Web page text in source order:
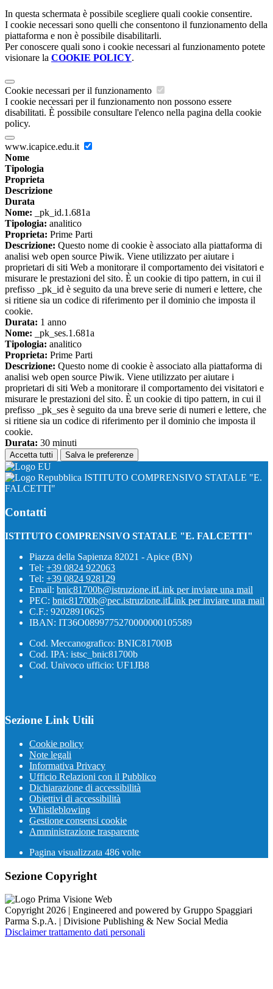
In questa schermata è possibile scegliere quali cookie consentire.
I cookie necessari sono quelli che consentono il funzionamento della
piattaforma e non è possibile disabilitarli.
Per conoscere quali sono i cookie necessari al funzionamento potete
visionare la COOKIE POLICY.
Cookie necessari per il funzionamento
I cookie necessari per il funzionamento non possono essere
disabilitati. È possibile consultare l'elenco nella pagina della cookie
policy.
www.icapice.edu.it
Nome
Tipologia
Proprieta
Descrizione
Durata
Nome: _pk_id.1.681a
Tipologia: analitico
Proprieta: Prime Parti
Descrizione: Questo nome di cookie è associato alla piattaforma di
analisi web open source Piwik. Viene utilizzato per aiutare i
proprietari di siti Web a monitorare il comportamento dei visitatori e
misurare le prestazioni del sito. È un cookie di tipo pattern, in cui il
prefisso _pk_id è seguito da una breve serie di numeri e lettere, che
si ritiene sia un codice di riferimento per il dominio che imposta il
cookie.
Durata: 1 anno
Nome: _pk_ses.1.681a
Tipologia: analitico
Proprieta: Prime Parti
Descrizione: Questo nome di cookie è associato alla piattaforma di
analisi web open source Piwik. Viene utilizzato per aiutare i
proprietari di siti Web a monitorare il comportamento dei visitatori e
misurare le prestazioni del sito. È un cookie di tipo pattern, in cui il
prefisso _pk_ses è seguito da una breve serie di numeri e lettere, che
si ritiene sia un codice di riferimento per il dominio che imposta il
cookie.
Durata: 30 minuti
Accetta tutti Salva le preferenze
ISTITUTO COMPRENSIVO STATALE "E.
FALCETTI"
Contatti
ISTITUTO COMPRENSIVO STATALE "E. FALCETTI"
Piazza della Sapienza 82021 - Apice (BN)
Tel: +39 0824 922063
Tel: +39 0824 928129
Email: bnic81700b@istruzione.itLink per inviare una mail
PEC: bnic81700b@pec.istruzione.itLink per inviare una mail
C.F.: 92028910625
IBAN: IT36O0899775270000000105589
Cod. Meccanografico: BNIC81700B
Cod. IPA: istsc_bnic81700b
Cod. Univoco ufficio: UF1JB8
Sezione Link Utili
Cookie policy
Note legali
Informativa Privacy
Ufficio Relazioni con il Pubblico
Dichiarazione di accessibilità
Obiettivi di accessibilità
Whistleblowing
Gestione consensi cookie
Amministrazione trasparente
Pagina visualizzata 486 volte
Sezione Copyright
Copyright 2026 | Engineered and powered by Gruppo Spaggiari
Parma S.p.A. | Divisione Publishing & New Social Media
Disclaimer trattamento dati personali